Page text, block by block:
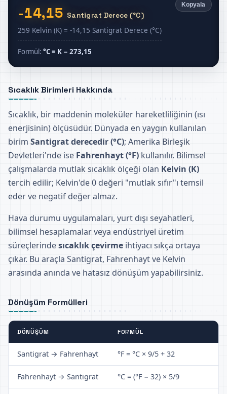
Kopyala
-14,15 Santigrat Derece (°C)
259 Kelvin (K) = -14,15 Santigrat Derece (°C)
Formül:°C = K − 273,15
Sıcaklık Birimleri Hakkında
Sıcaklık, bir maddenin moleküler hareketliliğinin (ısı
enerjisinin) ölçüsüdür. Dünyada en yaygın kullanılan
birim Santigrat derecedir (°C); Amerika Birleşik
Devletleri'nde ise Fahrenhayt (°F) kullanılır. Bilimsel
çalışmalarda mutlak sıcaklık ölçeği olan Kelvin (K)
tercih edilir; Kelvin'de 0 değeri "mutlak sıfır"ı temsil
eder ve negatif değer almaz.
Hava durumu uygulamaları, yurt dışı seyahatleri,
bilimsel hesaplamalar veya endüstriyel üretim
süreçlerindesıcaklık çevirme ihtiyacı sıkça ortaya
çıkar. Bu araçla Santigrat, Fahrenhayt ve Kelvin
arasında anında ve hatasız dönüşüm yapabilirsiniz.
Dönüşüm Formülleri
DÖNÜŞÜM FORMÜL
Santigrat → Fahrenhayt °F = °C × 9/5 + 32
Fahrenhayt → Santigrat °C = (°F − 32) × 5/9